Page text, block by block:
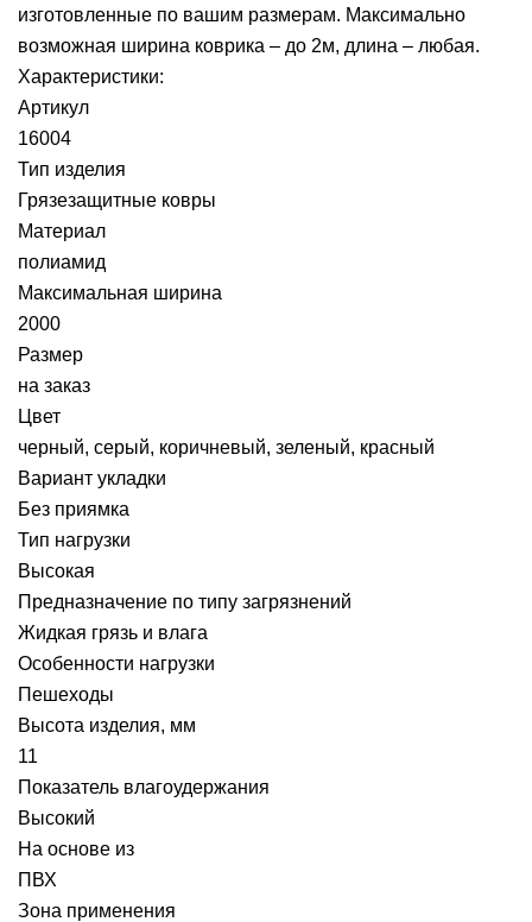
изготовленные по вашим размерам. Максимально
возможная ширина коврика – до 2м, длина – любая.
Характеристики:
Артикул
16004
Тип изделия
Грязезащитные ковры
Материал
полиамид
Максимальная ширина
2000
Размер
на заказ
Цвет
черный, серый, коричневый, зеленый, красный
Вариант укладки
Без приямка
Тип нагрузки
Высокая
Предназначение по типу загрязнений
Жидкая грязь и влага
Особенности нагрузки
Пешеходы
Высота изделия, мм
11
Показатель влагоудержания
Высокий
На основе из
ПВХ
Зона применения